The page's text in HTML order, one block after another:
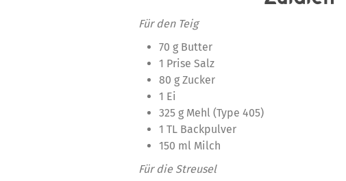
Für den Teig
70 g Butter
1 Prise Salz
80 g Zucker
1 Ei
325 g Mehl (Type 405)
1 TL Backpulver
150 ml Milch
Für die Streusel